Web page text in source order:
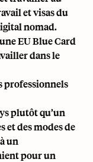
et visasdu
nomad.
EU Blue Card
dans le
professionnels
plutôt qu’un
et des modes de
un
pour un